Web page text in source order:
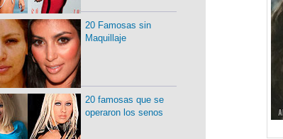
20 Famosas sin
Maquillaje
20 famosas que se
operaron los senos